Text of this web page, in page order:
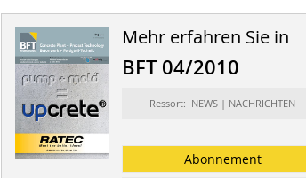
Mehr erfahren Sie in
BFT 04/2010
Ressort: NEWS | NACHRICHTEN
Abonnement